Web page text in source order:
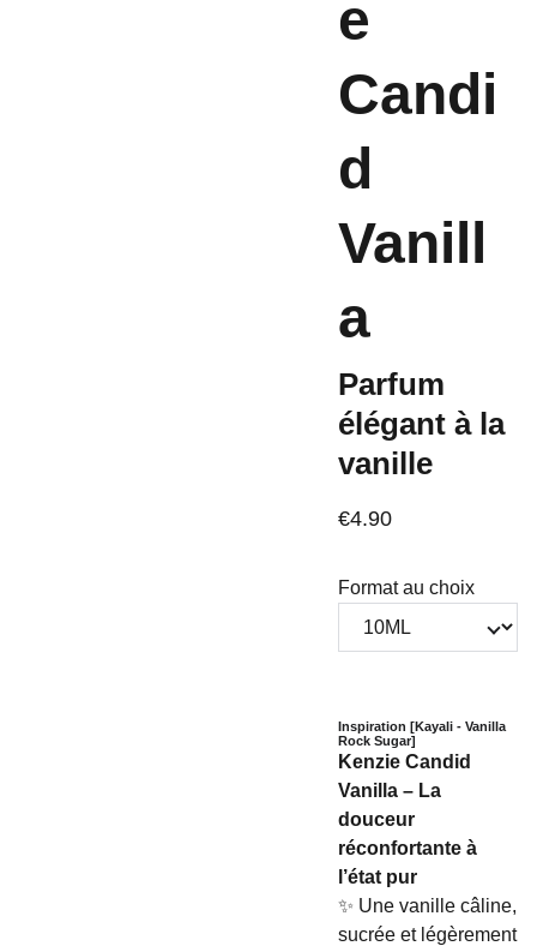
e
Candi
d
Vanill
a
Parfum
élégant à la
vanille
€4.90
Format au choix
Inspiration [Kayali - Vanilla
Rock Sugar]
Kenzie Candid
Vanilla – La
douceur
réconfortante à
l’état pur
✨ Une vanille câline,
sucrée et légèrement